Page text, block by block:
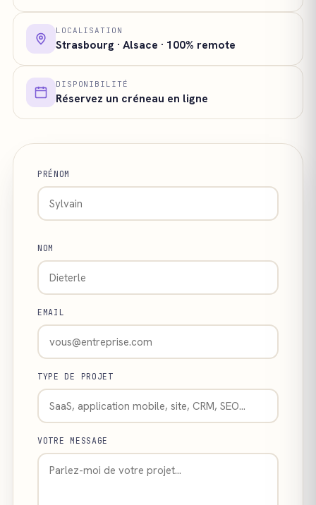
LOCALISATION
Strasbourg · Alsace · 100% remote
DISPONIBILITÉ
Réservez un créneau en ligne
PRÉNOM
NOM
EMAIL
TYPE DE PROJET
VOTRE MESSAGE